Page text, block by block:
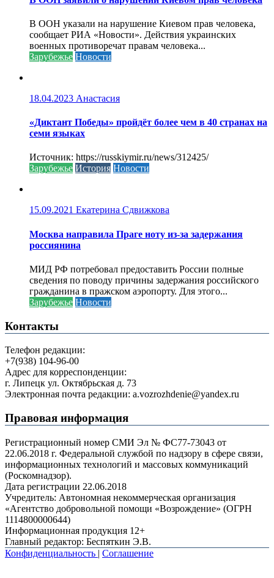
В ООН указали на нарушение Киевом прав человека,
сообщает РИА «Новости». Действия украинских
военных противоречат правам человека...
Зарубежье Новости
18.04.2023 Анастасия
«Диктант Победы» пройдёт более чем в 40 странах на
семи языках
Источник: https://russkiymir.ru/news/312425/
Зарубежье История Новости
15.09.2021 Екатерина Сдвижкова
Москва направила Праге ноту из-за задержания
россиянина
МИД РФ потребовал предоставить России полные
сведения по поводу причины задержания российского
гражданина в пражском аэропорту. Для этого...
Зарубежье Новости
Контакты
Телефон редакции:
+7(938) 104-96-00
Адрес для корреспонденции:
г. Липецк ул. Октябрьская д. 73
Электронная почта редакции: a.vozrozhdenie@yandex.ru
Правовая информация
Регистрационный номер СМИ Эл № ФС77-73043 от
22.06.2018 г. Федеральной службой по надзору в сфере связи,
информационных технологий и массовых коммуникаций
(Роскомнадзор).
Дата регистрации 22.06.2018
Учредитель: Автономная некоммерческая организация
«Агентство добровольной помощи «Возрождение» (ОГРН
1114800000644)
Информационная продукция 12+
Главный редактор: Беспяткин Э.В.
Конфиденциальность | Соглашение